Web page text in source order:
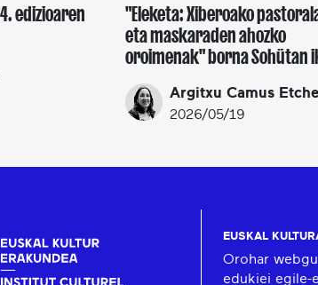
edizioaren
"Eleketa: Xiberoako
eta maskaraden ahozko
oroimenak" borna Sohütan
Argitxu Camus
2026/05/19
EUSKAL
Orohar
edukiei egile-